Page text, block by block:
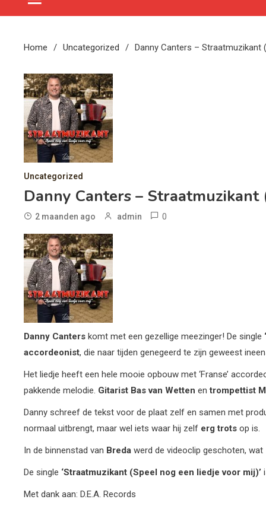
Home Uncategorized Danny Canters – Straatmuzikant
Uncategorized
Danny Canters –
2 maanden ago admin 0
Danny Canters komt met een gezellige meezinger! De single
accordeonist, die naar tijden genegeerd te zijn geweest
Het liedje heeft een hele mooie opbouw met ‘Franse’
pakkende melodie. Gitarist Bas van Wetten entrompettist
Danny schreef de tekst voor de plaat zelf en samen met
normaal uitbrengt, maar wel iets waar hij zelf erg trots op is.
In de binnenstad van Breda werd de videoclip geschoten,
De single ‘Straatmuzikant (Speel nog een liedje voor mij)’
Met dank aan: D.E.A. Records